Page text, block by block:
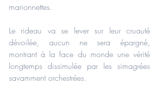
marionnettes.
Le rideau va se lever sur leur cruauté
dévoilée, aucun ne sera épargné,
montrant à la face du monde une vérité
longtemps dissimulée par les simagrées
savamment orchestrées.